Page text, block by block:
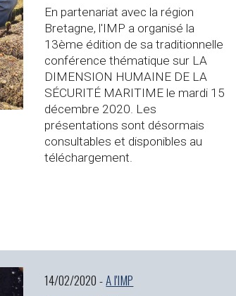
En partenariat avec la région
Bretagne, l'IMP a organisé la
13ème édition de sa traditionnelle
conférence thématique sur LA
DIMENSION HUMAINE DE LA
SÉCURITÉ MARITIME le mardi 15
décembre 2020. Les
présentations sont désormais
consultables et disponibles au
téléchargement.
14/02/2020 - A l'IMP